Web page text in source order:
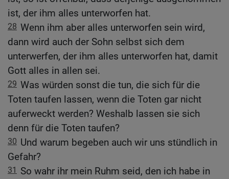
ist, der ihm alles unterworfen hat.
28 Wenn ihm aber alles unterworfen sein wird,
dann wird auch der Sohn selbst sich dem
unterwerfen, der ihm alles unterworfen hat, damit
Gott alles in allen sei.
29 Was würden sonst die tun, die sich für die
Toten taufen lassen, wenn die Toten gar nicht
auferweckt werden? Weshalb lassen sie sich
denn für die Toten taufen?
30 Und warum begeben auch wir uns stündlich in
Gefahr?
31
So wahr ihr mein Ruhm seid, den ich habe in